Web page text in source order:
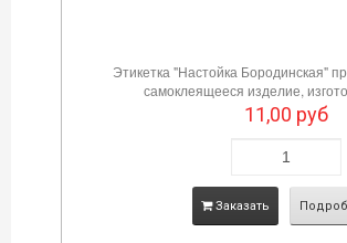
Этикетка "Настойка Бородинская"
самоклеящееся изделие,
11,00 руб
Заказать